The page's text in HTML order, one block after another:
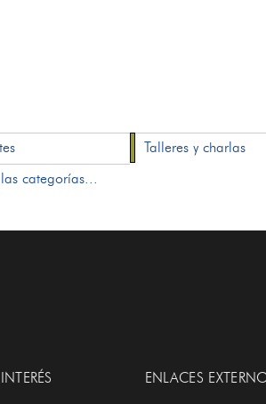
Talleres y charlas
categorías...
ENLACES